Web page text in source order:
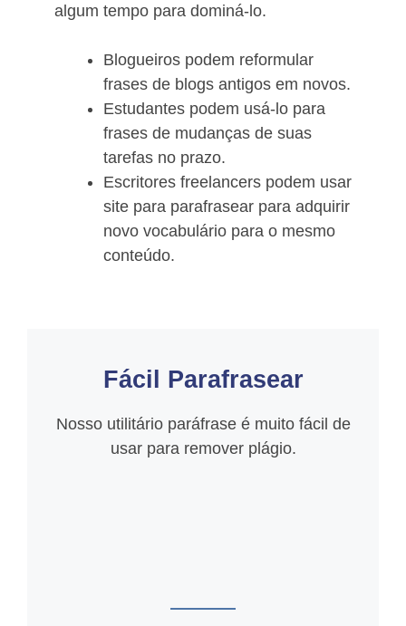
algum tempo para dominá-lo.
Blogueiros podem reformular
frases de blogs antigos em novos.
Estudantes podem usá-lo para
frases de mudanças de suas
tarefas no prazo.
Escritores freelancers podem usar
site para parafrasear para adquirir
novo vocabulário para o mesmo
conteúdo.
Fácil Parafrasear
Nosso utilitário paráfrase é muito fácil de
usar para remover plágio.